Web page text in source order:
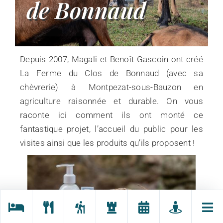
de Bonnaud
Depuis 2007, Magali et Benoît Gascoin ont créé
La Ferme du Clos de Bonnaud (avec sa
chèvrerie) à Montpezat-sous-Bauzon en
agriculture raisonnée et durable. On vous
raconte ici comment ils ont monté ce
fantastique projet, l’accueil du public pour les
visites ainsi que les produits qu’ils proposent !